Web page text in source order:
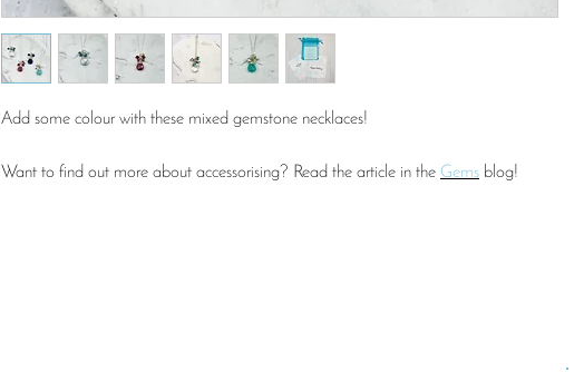
Add some colour with these mixed gemstone necklaces!
Want to find out more about accessorising? Read the article in the Gems blog!